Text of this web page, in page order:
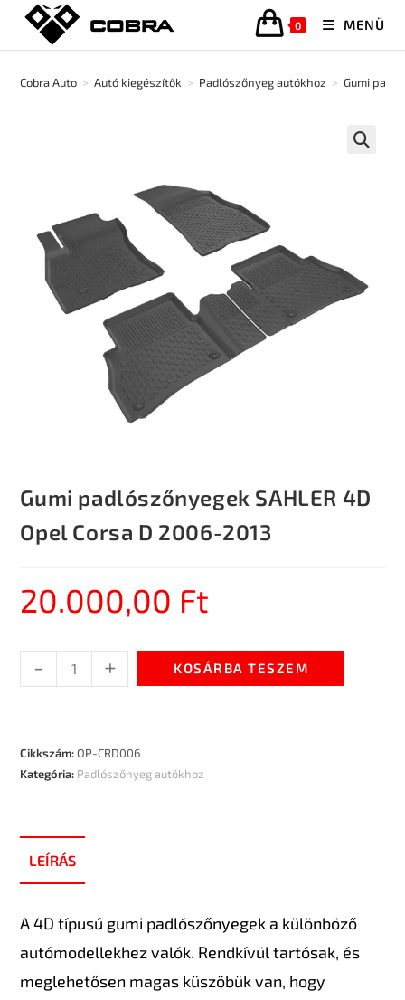
0 MENÜ
Cobra Auto > Autó kiegészítők > Padlószőnyeg autókhoz > Gumi
Gumi padlószőnyegek SAHLER 4D
Opel Corsa D 2006-2013
20.000,00 Ft
- + KOSÁRBA TESZEM
Cikkszám:OP-CRD006
Kategória: Padlószőnyeg autókhoz
LEÍRÁS
A 4D típusú gumi padlószőnyegek a különböző
autómodellekhez valók. Rendkívül tartósak, és
meglehetősen magas küszöbük van, hogy